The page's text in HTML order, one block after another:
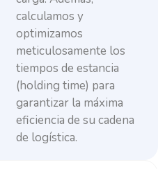
calculamos y
optimizamos
meticulosamente los
tiempos de estancia
(holding time) para
garantizar la máxima
eficiencia de su cadena
de logística.